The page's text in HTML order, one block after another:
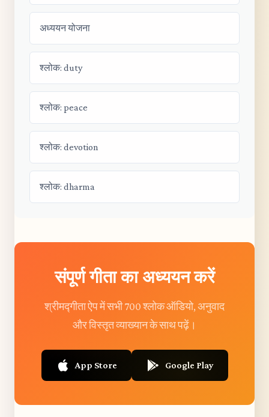
अध्ययन योजना
श्लोक: duty
श्लोक: peace
श्लोक: devotion
श्लोक: dharma
संपूर्ण गीता का अध्ययन करें
श्रीमद्गीता ऐप में सभी 700 श्लोक ऑडियो, अनुवाद
और विस्तृत व्याख्यान के साथ पढ़ें।
App Store Google Play